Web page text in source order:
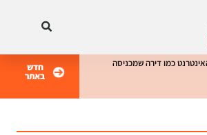
כמו דירה שמכניסה
מתקרחים בישראל
חדש
באתר